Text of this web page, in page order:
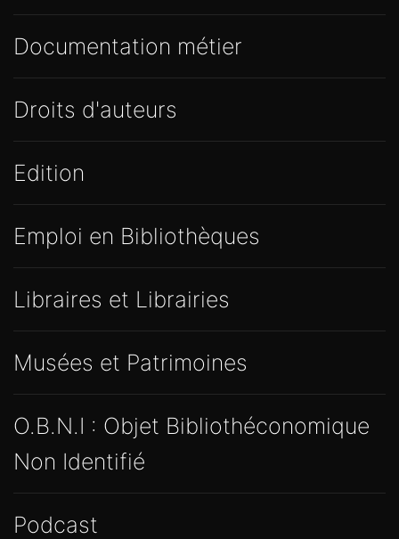
Documentation métier
Droits d'auteurs
Edition
Emploi en Bibliothèques
Libraires et Librairies
Musées et Patrimoines
O.B.N.I : Objet Bibliothéconomique
Non Identifié
Podcast